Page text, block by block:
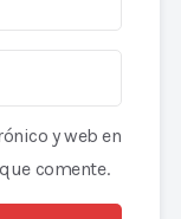
y web en
comente.